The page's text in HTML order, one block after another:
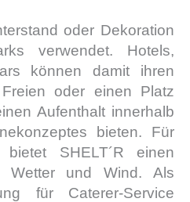
oder Dekoration
verwendet. Hotels,
können damit ihren
oder einen Platz
Aufenthalt innerhalb
bieten. Für
SHELT´R einen
Wetter und Wind. Als
für Caterer-Service